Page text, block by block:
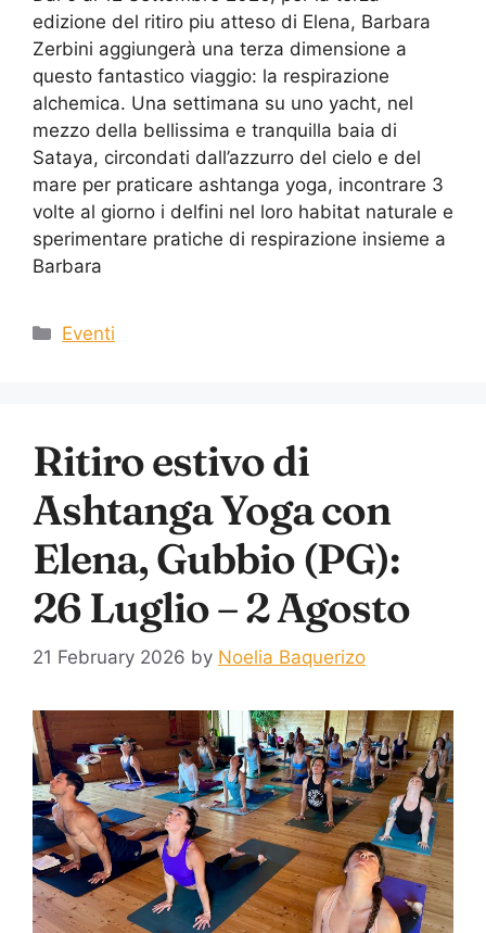
edizione del ritiro piu atteso di Elena, Barbara
Zerbini aggiungerà una terza dimensione a
questo fantastico viaggio: la respirazione
alchemica. Una settimana su uno yacht, nel
mezzo della bellissima e tranquilla baia di
Sataya, circondati dall’azzurro del cielo e del
mare per praticare ashtanga yoga, incontrare 3
volte al giorno i delfini nel loro habitat naturale e
sperimentare pratiche di respirazione insieme a
Barbara
Eventi
Ritiro estivo di
Ashtanga Yoga con
Elena, Gubbio (PG):
26 Luglio – 2 Agosto
21 February 2026 by Noelia Baquerizo